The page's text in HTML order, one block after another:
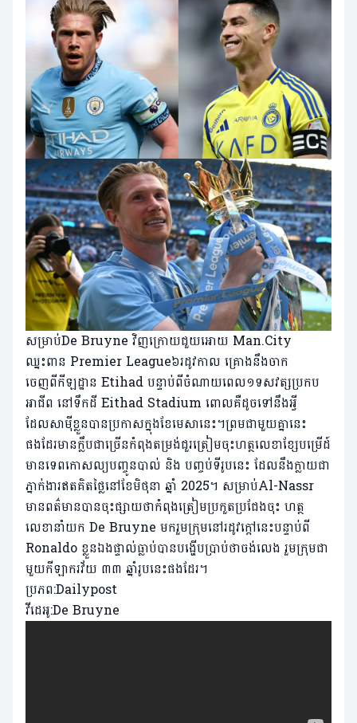
សម្រាប់De Bruyne វិញក្រោយជួយអោយ Man.City
ឈ្នះពាន Premier League៦រដូវកាល គ្រោងនឹងចាក
ចេញពីកីឡដ្ឋាន Etihad បន្ទាប់ពីចំណាយពេល១ទសវត្សប្រកប
អាជីព នៅទឹកដី Eithad Stadium ពោលគឺដូចទៅនឹងអ្វី
ដែលសាម៉ីខ្លួនបានប្រកាសក្នុងខែមេសានេះ។ព្រមជាមួយគ្នានេះ
ផងដែរមានក្លឹបជាច្រើនកំពុងតម្រង់ជួរត្រៀមចុះហត្ថលេខាខ្សែបម្រើដ៍
មានទេពកោសល្យបញ្ចូនបាល់ និង បញ្ចប់ទីរូបនេះ ដែលនឹងក្លាយជា
ភ្នាក់ងារឥតគិតថ្លៃនៅខែមិថុនា ឆ្នាំ 2025។ សម្រាប់Al-Nassr
មានពត៌មានបានចុះផ្សាយថាកំពុងត្រៀមប្រកួតប្រជែងចុះ ហត្ថ
លេខានាំយក De Bruyne មករួមក្រុមនៅរដូវក្តៅនេះបន្ទាប់ពី
Ronaldo ខ្លួនឯងផ្ទាល់ធ្លាប់បានបង្ហើបប្រាប់ថាចង់លេង រួមក្រុមជា
មួយកីឡាករវ័យ ៣៣ ឆ្នាំរូបនេះផងដែរ។
ប្រភព:Dailypost
វីដេអូ:De Bruyne